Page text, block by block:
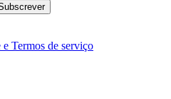
Termos de serviço